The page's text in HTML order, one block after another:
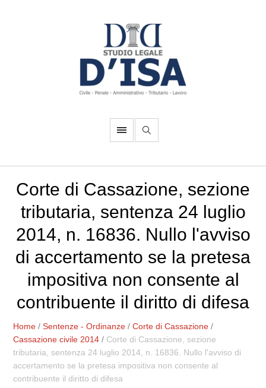
Corte di Cassazione, sezione
tributaria, sentenza 24 luglio
2014, n. 16836. Nullo l'avviso
di accertamento se la pretesa
impositiva non consente al
contribuente il diritto di difesa
Home /Sentenze - Ordinanze /Corte di Cassazione /
Cassazione civile 2014 / Corte di Cassazione, sezione
tributaria, sentenza 24 luglio 2014, n. 16836. Nullo l'avviso di
accertamento se la pretesa impositiva non consente al
contribuente il diritto di difesa